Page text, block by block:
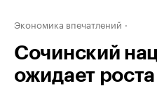
Экономика впечатлений
Сочинский
ожидает